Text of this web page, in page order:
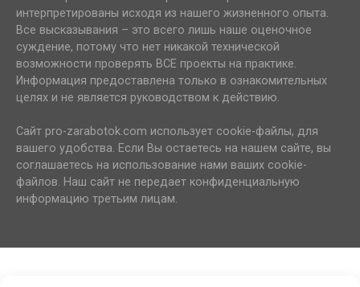
интерпретированы исходя из нашего жизненного опыта.
Все высказывания – это всего лишь наше оценочное
суждение, потому что нет никакой технической
возможности проверять ВСЕ проекты на практике.
Информация предоставлена только в ознакомительных
целях и не является руководством к действию.
Сайт pro-zarabotok.com использует cookie-файлы, для
вашего удобства. Если Вы остаетесь на нашем сайте, вы
соглашаетесь на использование нами ваших cookie-
файлов. Наш сайт не передает конфиденциальную
информацию третьим лицам.